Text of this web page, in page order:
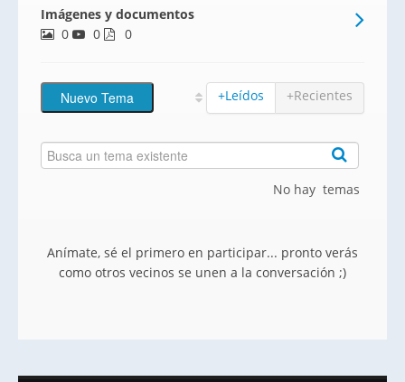
asegurando el cumplimiento de una serie
de criterios y estándares en
Imágenes y documentos
0
0 0
+Leídos +Recientes
No hay temas
Anímate, sé el primero en participar... pronto verás
como otros vecinos se unen a la conversación ;)